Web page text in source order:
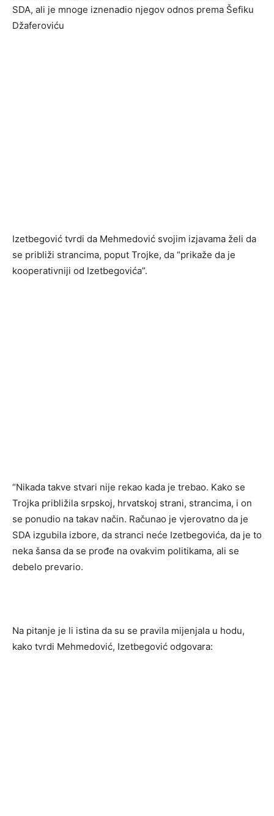
SDA, ali je mnoge iznenadio njegov odnos prema Šefiku
Džaferoviću
Izetbegović tvrdi da Mehmedović svojim izjavama želi da
se približi strancima, poput Trojke, da “prikaže da je
kooperativniji od Izetbegovića”.
“Nikada takve stvari nije rekao kada je trebao. Kako se
Trojka približila srpskoj, hrvatskoj strani, strancima, i on
se ponudio na takav način. Računao je vjerovatno da je
SDA izgubila izbore, da stranci neće Izetbegovića, da je to
neka šansa da se prođe na ovakvim politikama, ali se
debelo prevario.
Na pitanje je li istina da su se pravila mijenjala u hodu,
kako tvrdi Mehmedović, Izetbegović odgovara: